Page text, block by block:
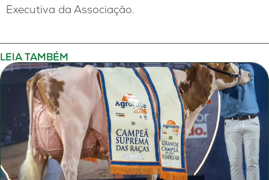
Executiva da Associação.
LEIA TAMBÉM